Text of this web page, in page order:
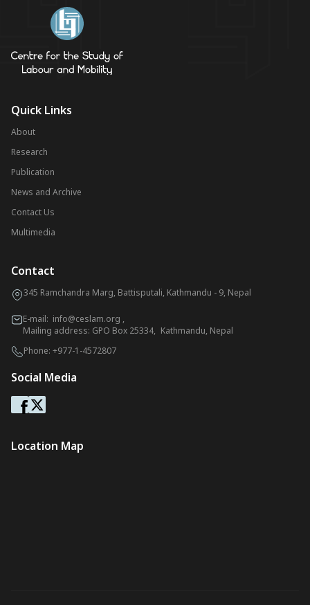
Quick Links
About
Research
Publication
News and Archive
Contact Us
Multimedia
Contact
345 Ramchandra Marg, Battisputali, Kathmandu - 9, Nepal
E-mail: info@ceslam.org ,
Mailing address: GPO Box 25334, Kathmandu, Nepal
Phone: +977-1-4572807
Social Media
Location Map